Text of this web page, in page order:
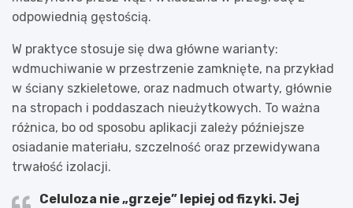
odpowiednią gęstością.
W praktyce stosuje się dwa główne warianty:
wdmuchiwanie w przestrzenie zamknięte, na przykład
w ściany szkieletowe, oraz nadmuch otwarty, głównie
na stropach i poddaszach nieużytkowych. To ważna
różnica, bo od sposobu aplikacji zależy późniejsze
osiadanie materiału, szczelność oraz przewidywana
trwałość izolacji.
Celuloza nie „grzeje” lepiej od fizyki. Jej